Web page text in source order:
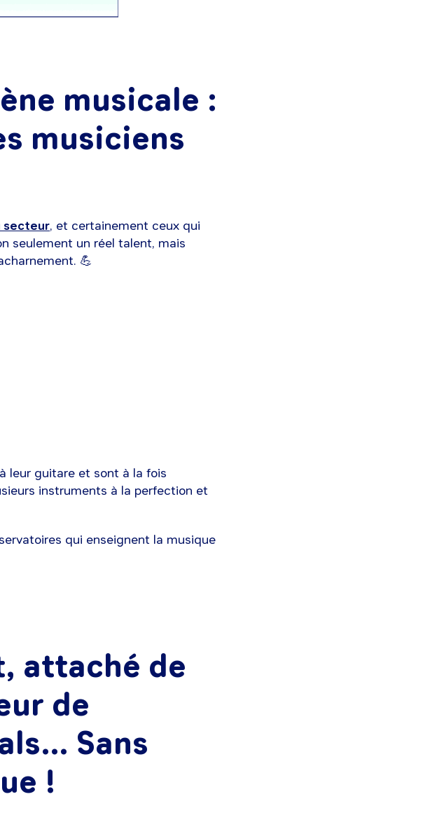
musicale :
musiciens
secteur, et certainement ceux qui
seulement un réel talent, mais
💪
leur guitare et sont à la fois
instruments à la perfection et
qui enseignent la musique
attaché de
de
Sans
!